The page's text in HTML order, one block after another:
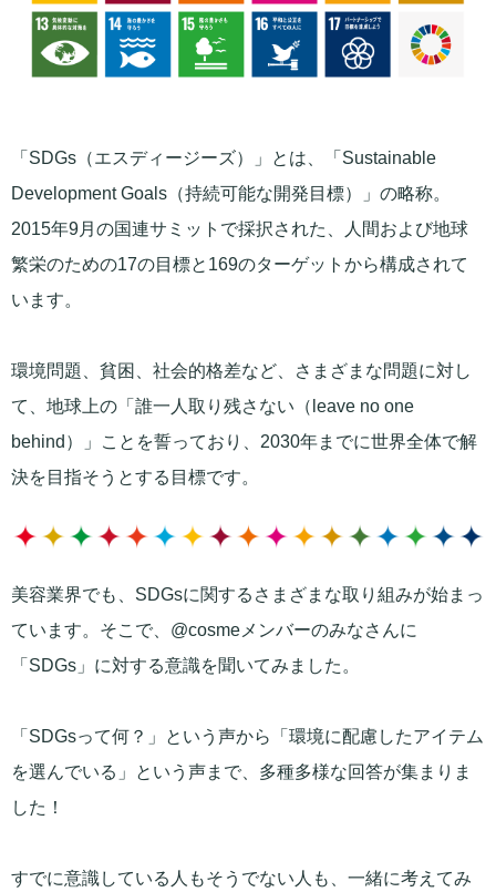
「SDGs（エスディージーズ）」とは、「Sustainable
Development Goals（持続可能な開発目標）」の略称。
2015年9月の国連サミットで採択された、人間および地球
繁栄のための17の目標と169のターゲットから構成されて
います。
環境問題、貧困、社会的格差など、さまざまな問題に対し
て、地球上の「誰一人取り残さない（leave no one
behind）」ことを誓っており、2030年までに世界全体で解
決を目指そうとする目標です。
美容業界でも、SDGsに関するさまざまな取り組みが始まっ
ています。そこで、@cosmeメンバーのみなさんに
「SDGs」に対する意識を聞いてみました。
「SDGsって何？」という声から「環境に配慮したアイテム
を選んでいる」という声まで、多種多様な回答が集まりま
した！
すでに意識している人もそうでない人も、一緒に考えてみ